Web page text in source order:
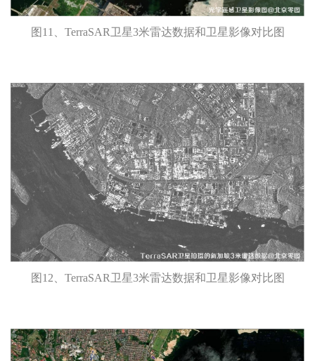
图11、TerraSAR卫星3米雷达数据和卫星影像对比图
图12、TerraSAR卫星3米雷达数据和卫星影像对比图